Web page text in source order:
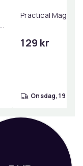
Practical Magic
129 kr
onsdag, 19 aug